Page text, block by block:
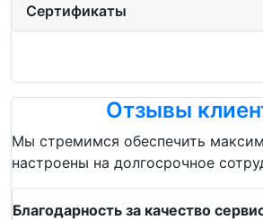
Сертификаты
Отзывы
Мы стремимся обеспечить
настроены на долгосрочное
Благодарность за качество